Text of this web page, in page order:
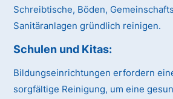
Schreibtische, Böden,
Sanitäranlagen gründlich reinigen.
Schulen und Kitas:
Bildungseinrichtungen erfordern
sorgfältige Reinigung, um eine